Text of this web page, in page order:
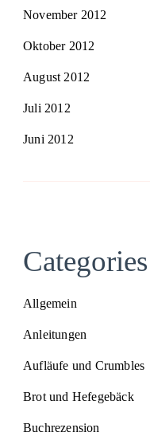
November 2012
Oktober 2012
August 2012
Juli 2012
Juni 2012
Categories
Allgemein
Anleitungen
Aufläufe und Crumbles
Brot und Hefegebäck
Buchrezension